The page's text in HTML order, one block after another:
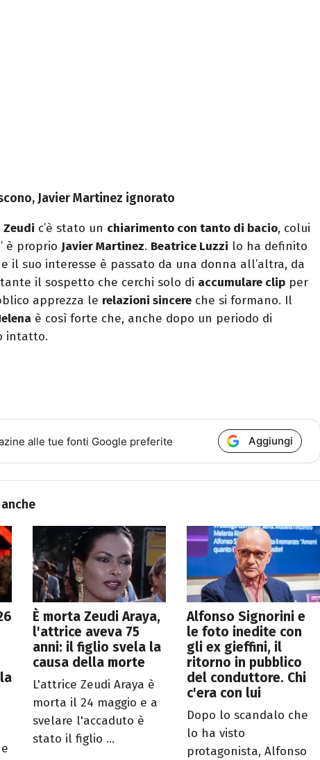
Javier Martinez ignorato
Zeudi c’è stato un chiarimento con tanto di bacio, colui
è proprio Javier Martinez. Beatrice Luzzi lo ha definito
il suo interesse è passato da una donna all’altra, da
il sospetto che cerchi solo di accumulare clip per
apprezza le relazioni sincere che si formano. Il
è così forte che, anche dopo un periodo di
intatto.
alle tue fonti Google preferite Aggiungi
È morta Zeudi Araya,
l'attrice aveva 75
anni: il figlio svela la
causa della morte
L'attrice Zeudi Araya è
morta il 24 maggio e a
svelare l'accaduto è
stato il figlio ...
Alfonso Signorini e
le foto inedite con
gli ex gieffini, il
ritorno in pubblico
del conduttore. Chi
c'era con lui
Dopo lo scandalo che
lo ha visto
protagonista, Alfonso